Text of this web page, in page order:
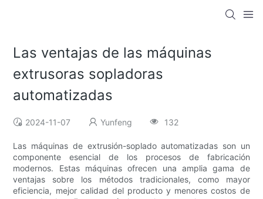
Las ventajas de las máquinas
extrusoras sopladoras
automatizadas
2024-11-07 Yunfeng 132
Las máquinas de extrusión-soplado automatizadas son un
componente esencial de los procesos de fabricación
modernos. Estas máquinas ofrecen una amplia gama de
ventajas sobre los métodos tradicionales, como mayor
eficiencia, mejor calidad del producto y menores costos de